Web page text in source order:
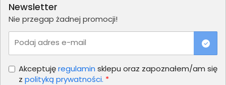
Newsletter
Nie przegap żadnej promocji!
Podaj adres e-mail
Akceptujęregulamin sklepu oraz zapoznałem/am się
z polityką prywatności. *